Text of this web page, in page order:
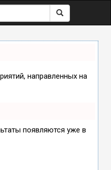
направленных на
появляются уже в